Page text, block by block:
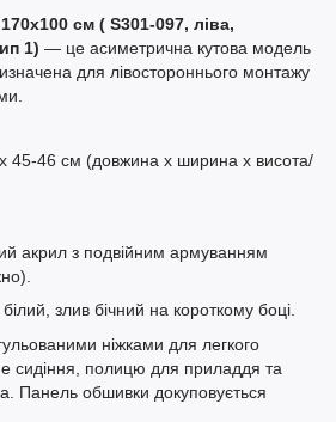
см ( S301-097, ліва,
1) — це асиметрична кутова модель
для лівостороннього монтажу
45-46 см (довжина x ширина x висота/
акрил з подвійним армуванням
злив бічний на короткому боці.
ніжками для легкого
сидіння, полицю для приладдя та
Панель обшивки докуповується